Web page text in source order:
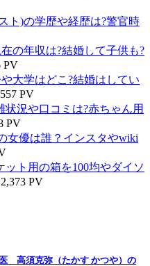
ト)の学歴や経歴は?警官時
の年収は?結婚して子供も?
PV
大学はどこ?結婚はしてい
PV
況や口コミは?赤ちゃん用
PV
女優は誰？インスタやwiki
ト用の箱を100均やダイソ
2,373 PV
高須克弥（たかす かつや）の